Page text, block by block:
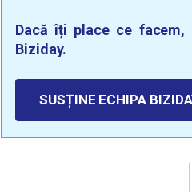
Dacă îți place ce
Biziday.
SUSȚINE ECHIPA